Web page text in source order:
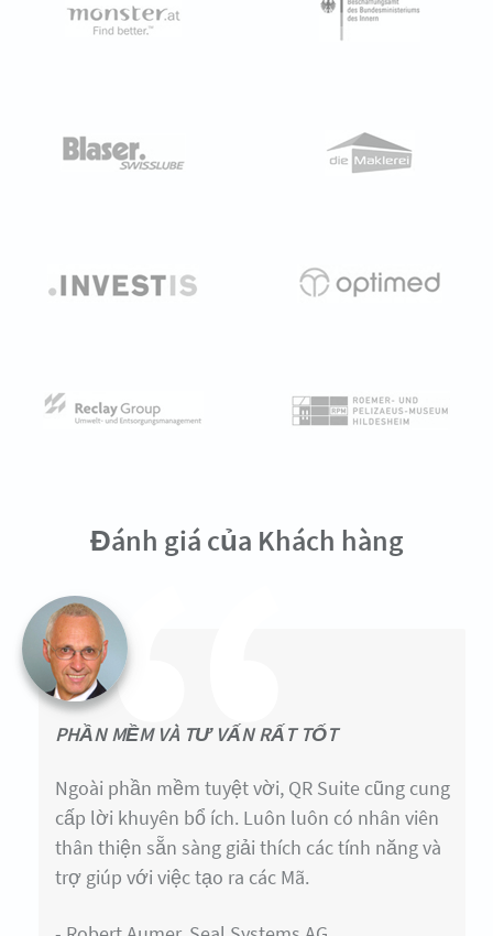
Đánh giá của Khách hàng
PHẦN MỀM VÀ TƯ VẤN RẤT TỐT
Ngoài phần mềm tuyệt vời, QR Suite cũng cung
cấp lời khuyên bổ ích. Luôn luôn có nhân viên
thân thiện sẵn sàng giải thích các tính năng và
trợ giúp với việc tạo ra các Mã.